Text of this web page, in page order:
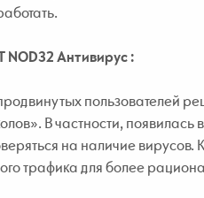
NOD32 Антивирус :
пользователей
В частности,
на наличие вирусов.
трафика для более